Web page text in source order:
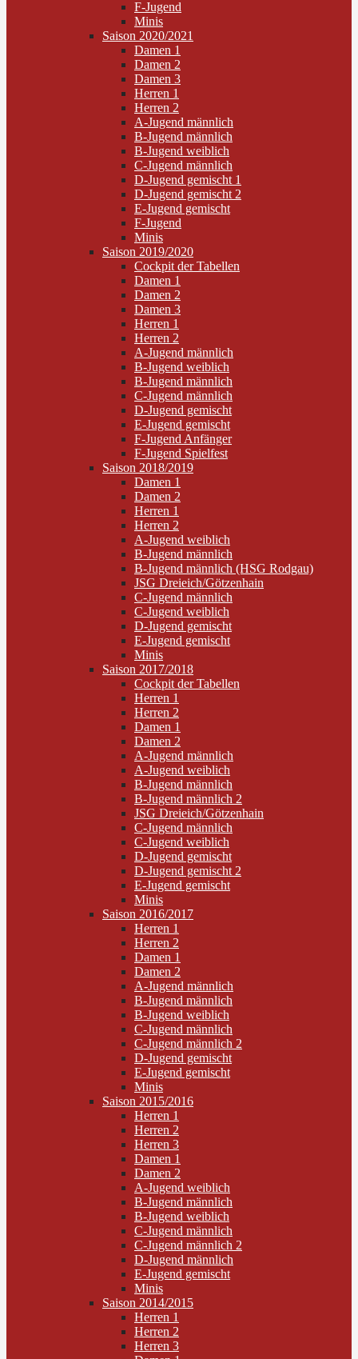
F-Jugend
Minis
Saison 2020/2021
Damen 1
Damen 2
Damen 3
Herren 1
Herren 2
A-Jugend männlich
B-Jugend männlich
B-Jugend weiblich
C-Jugend männlich
D-Jugend gemischt 1
D-Jugend gemischt 2
E-Jugend gemischt
F-Jugend
Minis
Saison 2019/2020
Cockpit der Tabellen
Damen 1
Damen 2
Damen 3
Herren 1
Herren 2
A-Jugend männlich
B-Jugend weiblich
B-Jugend männlich
C-Jugend männlich
D-Jugend gemischt
E-Jugend gemischt
F-Jugend Anfänger
F-Jugend Spielfest
Saison 2018/2019
Damen 1
Damen 2
Herren 1
Herren 2
A-Jugend weiblich
B-Jugend männlich
B-Jugend männlich (HSG Rodgau)
JSG Dreieich/Götzenhain
C-Jugend männlich
C-Jugend weiblich
D-Jugend gemischt
E-Jugend gemischt
Minis
Saison 2017/2018
Cockpit der Tabellen
Herren 1
Herren 2
Damen 1
Damen 2
A-Jugend männlich
A-Jugend weiblich
B-Jugend männlich
B-Jugend männlich 2
JSG Dreieich/Götzenhain
C-Jugend männlich
C-Jugend weiblich
D-Jugend gemischt
D-Jugend gemischt 2
E-Jugend gemischt
Minis
Saison 2016/2017
Herren 1
Herren 2
Damen 1
Damen 2
A-Jugend männlich
B-Jugend männlich
B-Jugend weiblich
C-Jugend männlich
C-Jugend männlich 2
D-Jugend gemischt
E-Jugend gemischt
Minis
Saison 2015/2016
Herren 1
Herren 2
Herren 3
Damen 1
Damen 2
A-Jugend weiblich
B-Jugend männlich
B-Jugend weiblich
C-Jugend männlich
C-Jugend männlich 2
D-Jugend männlich
E-Jugend gemischt
Minis
Saison 2014/2015
Herren 1
Herren 2
Herren 3